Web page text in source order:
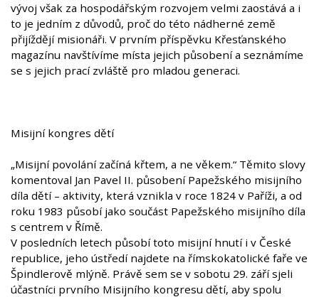
vývoj však za hospodářským rozvojem velmi zaostává a i
to je jedním z důvodů, proč do této nádherné země
přijíždějí misionáři. V prvním příspěvku Křesťanského
magazínu navštívíme místa jejich působení a seznámíme
se s jejich prací zvláště pro mladou generaci.
Misijní kongres dětí
„Misijní povolání začíná křtem, a ne věkem.“ Těmito slovy
komentoval Jan Pavel II. působení Papežského misijního
díla dětí – aktivity, která vznikla v roce 1824 v Paříži, a od
roku 1983 působí jako součást Papežského misijního díla
s centrem v Římě.
V posledních letech působí toto misijní hnutí i v České
republice, jeho ústředí najdete na římskokatolické faře ve
Špindlerově mlýně. Právě sem se v sobotu 29. září sjeli
účastníci prvního Misijního kongresu dětí, aby spolu